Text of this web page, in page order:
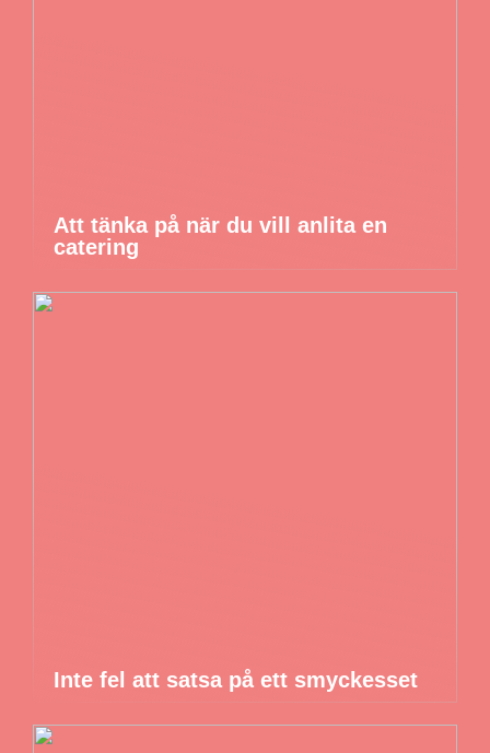
Att tänka på när du vill anlita en
catering
Inte fel att satsa på ett smyckesset